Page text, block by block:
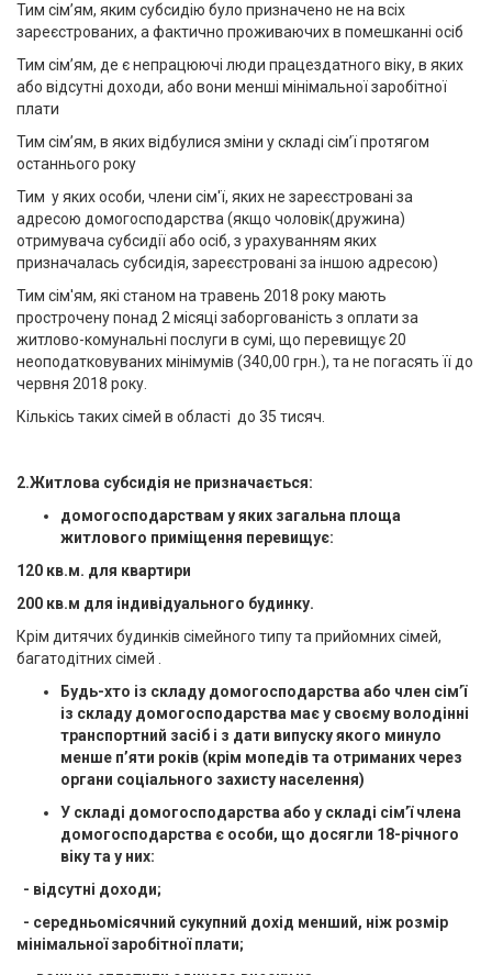
Тим сім’ям, яким субсидію було призначено не на всіх
зареєстрованих, а фактично проживаючих в помешканні осіб
Тим сім’ям, де є непрацюючі люди працездатного віку, в яких
або відсутні доходи, або вони менші мінімальної заробітної
плати
Тим сім’ям, в яких відбулися зміни у складі сім’ї протягом
останнього року
Тим у яких особи, члени сім'ї, яких не зареєстровані за
адресою домогосподарства (якщо чоловік(дружина)
отримувача субсидії або осіб, з урахуванням яких
призначалась субсидія, зареєстровані за іншою адресою)
Тим сім'ям, які станом на травень 2018 року мають
прострочену понад 2 місяці заборгованість з оплати за
житлово-комунальні послуги в сумі, що перевищує 20
неоподатковуваних мінімумів (340,00 грн.), та не погасять її до
червня 2018 року.
Кількісь таких сімей в області до 35 тисяч.
2.Житлова субсидія не призначається:
домогосподарствам у яких загальна площа
житлового приміщення перевищує:
120 кв.м. для квартири
200 кв.м для індивідуального будинку.
Крім дитячих будинків сімейного типу та прийомних сімей,
багатодітних сімей .
Будь-хто із складу домогосподарства або член сім’ї
із складу домогосподарства має у своєму володінні
транспортний засіб і з дати випуску якого минуло
менше п’яти років (крім мопедів та отриманих через
органи соціального захисту населення)
У складі домогосподарства або у складі сім’ї члена
домогосподарства є особи, що досягли 18-річного
віку та у них:
- відсутні доходи;
- середньомісячний сукупний дохід менший, ніж розмір
мінімальної заробітної плати;